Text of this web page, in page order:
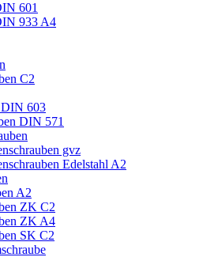
601
933 A4
C2
DIN 603
DIN 571
gvz
Edelstahl A2
A2
ZK C2
ZK A4
SK C2